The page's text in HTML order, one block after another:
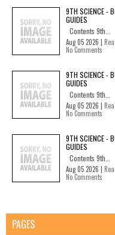
9TH SCIENCE -
GUIDES
Contents 9th...
Aug 05 2026 |
No Comments
9TH SCIENCE -
GUIDES
Contents 9th...
Aug 05 2026 |
No Comments
9TH SCIENCE -
GUIDES
Contents 9th...
Aug 05 2026 |
No Comments
PAGES